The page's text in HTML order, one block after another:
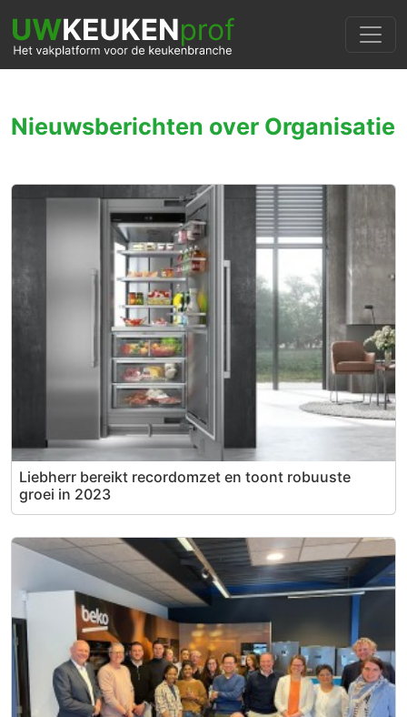
Nieuwsberichten over Organisatie
Liebherr bereikt recordomzet en toont robuuste
groei in 2023